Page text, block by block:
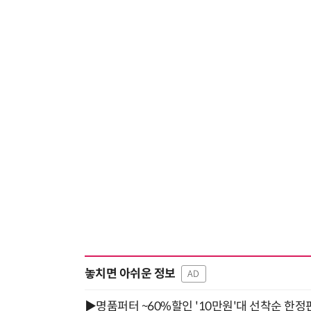
놓치면 아쉬운 정보 AD
▶명품퍼터 ~60%할인 '10만원'대 선착순 한정